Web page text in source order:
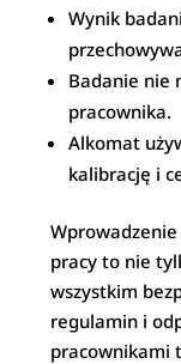
Wynik
Badanie nie
pracownika.
Alkomat
kalibrację i
pracy to nie
wszystkim
regulamin i
pracownikami